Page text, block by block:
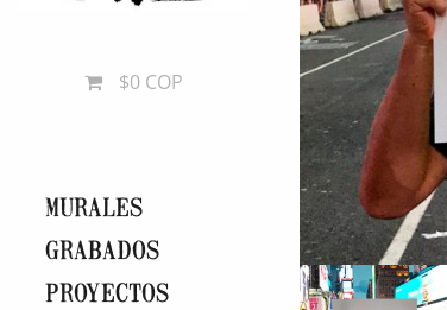
$0 COP
MURALES
GRABADOS
PROYECTOS